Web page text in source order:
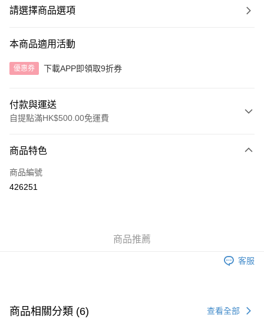
請選擇商品選項
本商品適用活動
優惠券 下載APP即領取9折券
付款與運送
自提點滿HK$500.00免運費
信用卡
AlipayHK
每筆HK$40.00，滿HK$500.00或以上免運費
每筆HK$40.00，滿HK$500.00或以上免運費
商品特色
商品編號
426251
商品推薦
客服
商品相關分類 (6) 查看全部